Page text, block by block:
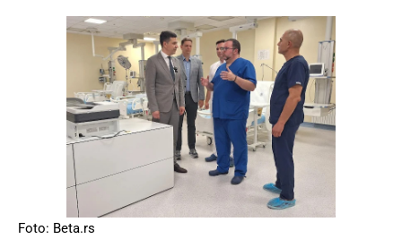
Foto: Beta.rs